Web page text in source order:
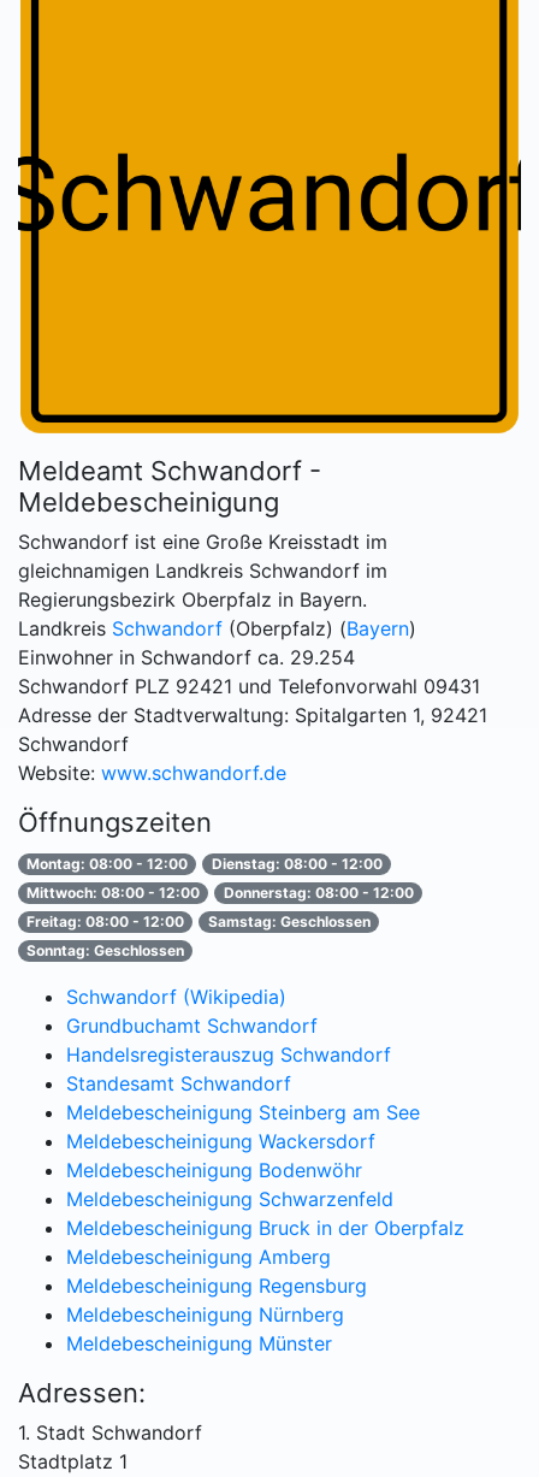
Meldeamt Schwandorf -
Meldebescheinigung
Schwandorf ist eine Große Kreisstadt im
gleichnamigen Landkreis Schwandorf im
Regierungsbezirk Oberpfalz in Bayern.
Landkreis Schwandorf (Oberpfalz) (Bayern)
Einwohner in Schwandorf ca. 29.254
Schwandorf PLZ 92421 und Telefonvorwahl 09431
Adresse der Stadtverwaltung: Spitalgarten 1, 92421
Schwandorf
Website: www.schwandorf.de
Öffnungszeiten
Montag: 08:00 - 12:00
Dienstag: 08:00 - 12:00
Mittwoch: 08:00 - 12:00
Donnerstag: 08:00 - 12:00
Freitag: 08:00 - 12:00
Samstag: Geschlossen
Sonntag: Geschlossen
Schwandorf (Wikipedia)
Grundbuchamt Schwandorf
Handelsregisterauszug Schwandorf
Standesamt Schwandorf
Meldebescheinigung Steinberg am See
Meldebescheinigung Wackersdorf
Meldebescheinigung Bodenwöhr
Meldebescheinigung Schwarzenfeld
Meldebescheinigung Bruck in der Oberpfalz
Meldebescheinigung Amberg
Meldebescheinigung Regensburg
Meldebescheinigung Nürnberg
Meldebescheinigung Münster
Adressen:
1. Stadt Schwandorf
Stadtplatz 1